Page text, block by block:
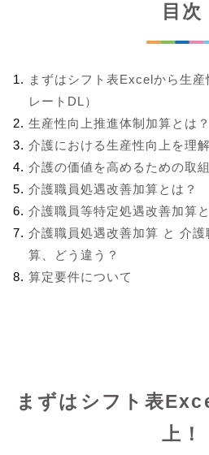
目次
まずはシフト表Excelから生
レートDL）
生産性向上推進体制加算とは？
介護における生産性向上を理
介護の価値を高めるための取
介護職員処遇改善加算とは？
介護職員等特定処遇改善加算
介護職員処遇改善加算 と 介
算、どう違う？
算定要件について
まずはシフト表
上！